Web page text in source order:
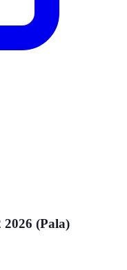
(Pala)